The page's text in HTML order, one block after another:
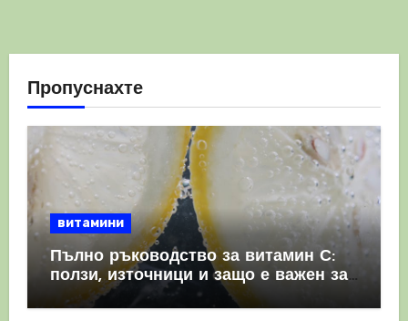
Пропуснахте
витамини
Пълно ръководство за витамин С:
ползи, източници и защо е важен за
имунната система